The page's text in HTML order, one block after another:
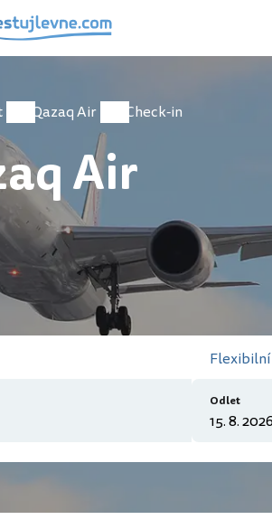
Qazaq Air Check-in
Air
Flexibilní
Odlet